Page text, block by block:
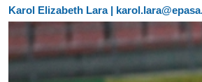
Karol Elizabeth Lara |